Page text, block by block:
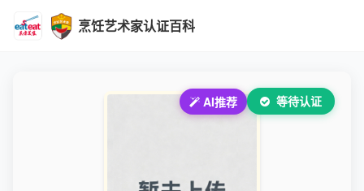
烹饪艺术家认证百科
AI推荐 等待认证